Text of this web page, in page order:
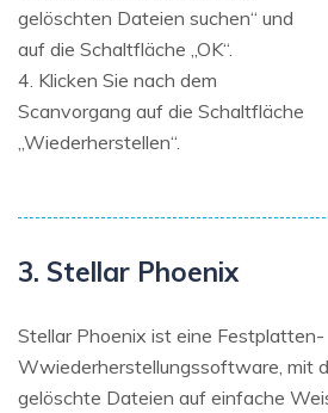
gelöschten Dateien suchen“ und
auf die Schaltfläche „OK“.
4. Klicken Sie nach dem
Scanvorgang auf die Schaltfläche
„Wiederherstellen“.
3. Stellar Phoenix
Stellar Phoenix ist eine Festplatten-
Wwiederherstellungssoftware, mit
gelöschte Dateien auf einfache